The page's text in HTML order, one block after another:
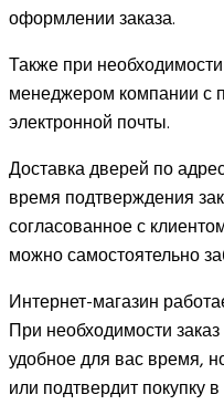
оформлении заказа.
Также при
менеджером компании с
электронной почты.
Доставка дверей по
время подтверждения
согласованное с
можно самостоятельно
Интернет-магазин
При необходимости
удобное для вас время,
или подтвердит покупку